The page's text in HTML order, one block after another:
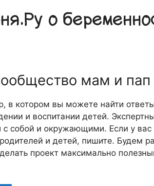
о
мам и пап
в котором вы можете найти
и воспитании детей.
собой и окружающими. Если у вас
и детей, пишите. Будем
проект максимально